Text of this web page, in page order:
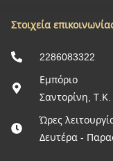
Στοιχεία
2286083322
Εμπόριο
Σαντορίνη,
Ώρες
Δευτέρα -